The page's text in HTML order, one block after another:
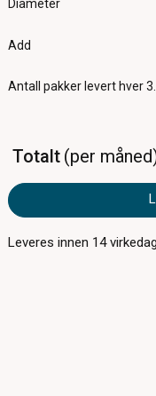
Diameter
Add
Antall pakker levert hver
Totalt per måned
Leveres innen 14